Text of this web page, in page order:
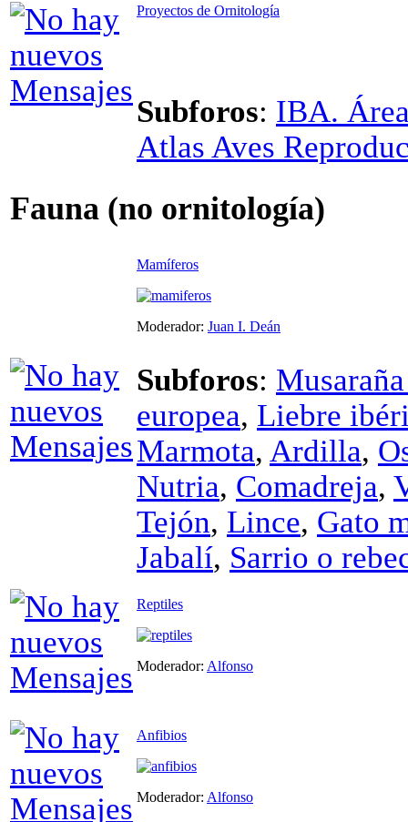
Proyectos de Ornitología
Subforos: IBA.
Atlas Aves
Fauna (no ornitología)
Mamíferos
Moderador: Juan I. Deán
Subforos:
europea, Liebre
Marmota, Ardilla,
Nutria, Comadreja,
Tejón, Lince, Gato
Jabalí, Sarrio o
Reptiles
Moderador: Alfonso
Anfibios
Moderador: Alfonso